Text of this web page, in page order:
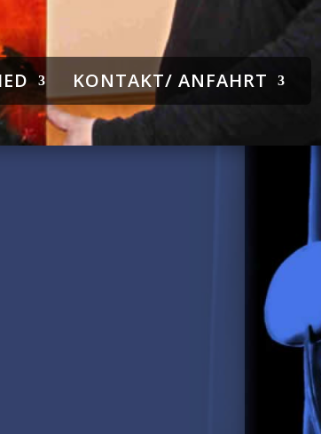
KONTAKT/ ANFAHRT